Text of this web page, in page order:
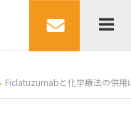
Ficlatuzumabと化学療法の併用